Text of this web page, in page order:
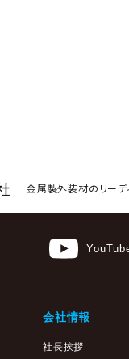
金属製外装材のリーデ
会社情報
社長挨拶